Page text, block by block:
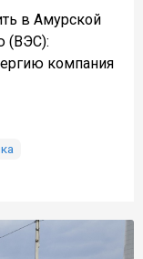
в Амурской
(ВЭС):
компания